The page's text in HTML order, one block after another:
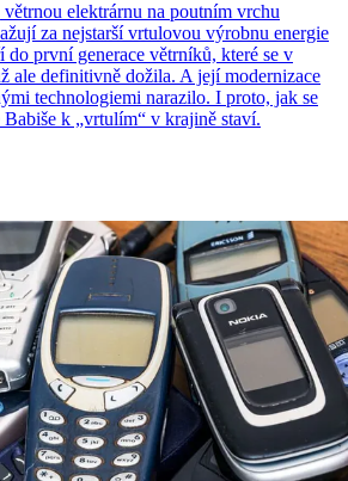
elektrárnu na poutním vrchu
za nejstarší vrtulovou výrobnu energie
do první generace větrníků, které se v
ale definitivně dožila. A její modernizace
technologiemi narazilo. I proto, jak se
Babiše k „vrtulím“ v krajině staví.